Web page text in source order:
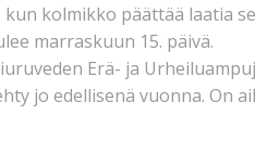
kolmikko päättää laatia
marraskuun 15. päivä.
Erä- ja
jo edellisenä vuonna. On